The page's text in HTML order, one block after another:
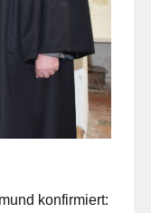
konfirmiert: